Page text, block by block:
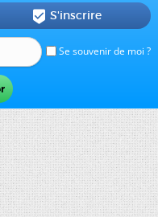
Se souvenir de moi ?
 S'inscrire